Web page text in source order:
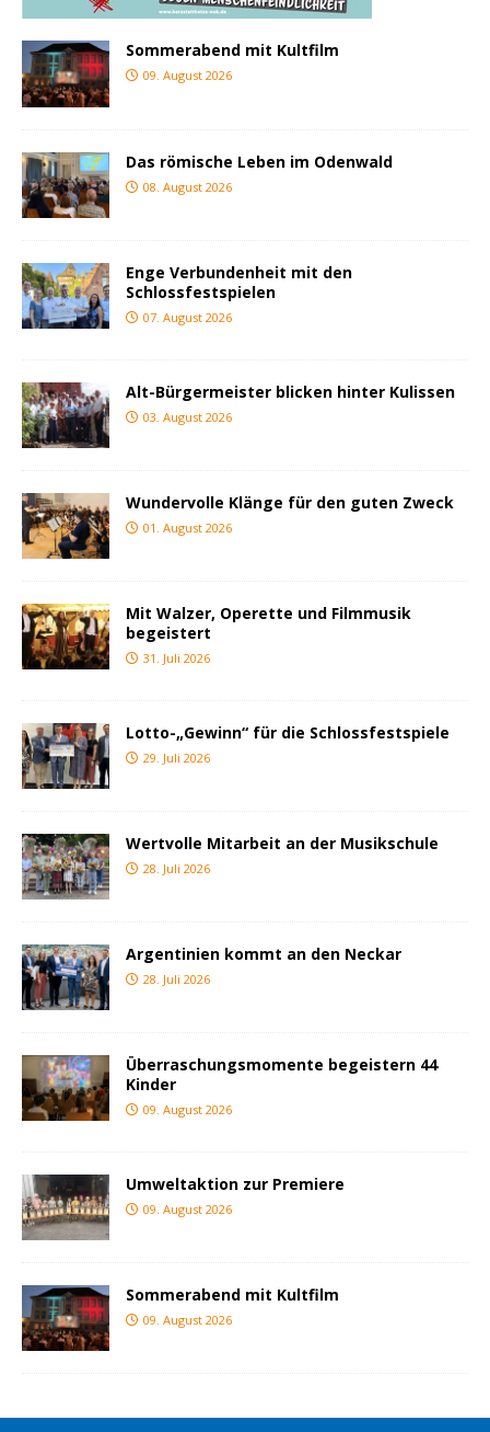
Sommerabend mit Kultfilm
09. August 2026
Das römische Leben im Odenwald
08. August 2026
Enge Verbundenheit mit den
Schlossfestspielen
07. August 2026
Alt-Bürgermeister blicken hinter Kulissen
03. August 2026
Wundervolle Klänge für den guten Zweck
01. August 2026
Mit Walzer, Operette und Filmmusik
begeistert
31. Juli 2026
Lotto-„Gewinn“ für die Schlossfestspiele
29. Juli 2026
Wertvolle Mitarbeit an der Musikschule
28. Juli 2026
Argentinien kommt an den Neckar
28. Juli 2026
Überraschungsmomente begeistern 44
Kinder
09. August 2026
Umweltaktion zur Premiere
09. August 2026
Sommerabend mit Kultfilm
09. August 2026